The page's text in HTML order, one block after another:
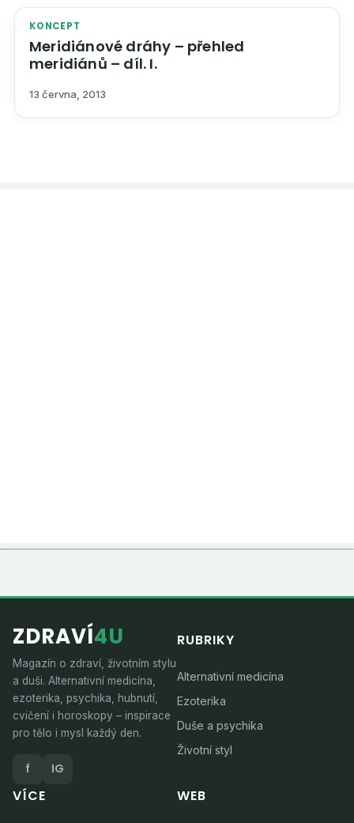
KONCEPT
Meridiánové dráhy – přehled
meridiánů – díl. I.
13 června, 2013
ZDRAVÍ4U
Magazín o zdraví, životním stylu
a duši. Alternativní medicína,
ezoterika, psychika, hubnutí,
cvičení i horoskopy – inspirace
pro tělo i mysl každý den.
f IG
RUBRIKY
Alternativní medicína
Ezoterika
Duše a psychika
Životní styl
VÍCE WEB